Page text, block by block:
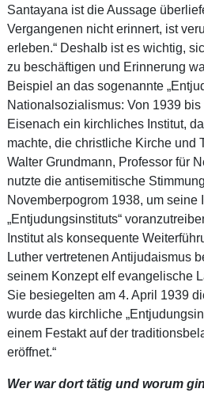
Santayana ist die Aussage
Vergangenen nicht erinnert, ist
erleben.“ Deshalb ist es wichtig,
zu beschäftigen und Erinnerung
Beispiel an das sogenannte
Nationalsozialismus: Von 1939
Eisenach ein kirchliches Institut,
machte, die christliche Kirche und
Walter Grundmann, Professor für
nutzte die antisemitische
Novemberpogrom 1938, um seine
„Entjudungsinstituts“
Institut als konsequente
Luther vertretenen Antijudaismus
seinem Konzept elf evangelische
Sie besiegelten am 4. April 1939
wurde das kirchliche
einem Festakt auf der
eröffnet.“
Wer war dort tätig und worum